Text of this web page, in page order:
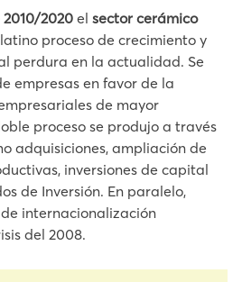
2020 el sector cerámico
proceso de crecimiento y
perdura en la actualidad. Se
empresas en favor de la
de mayor
proceso se produjo a través
adquisiciones, ampliación de
inversiones de capital
de Inversión. En paralelo,
internacionalización
del 2008.